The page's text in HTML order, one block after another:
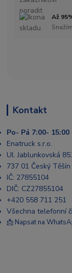
Až
Kontakt
Po- Pá 7:00- 15:00
Enatruck s.r.o.
Ul. Jablunkovská
737 01 Český Těšín
IČ: 27855104
DIČ: CZ27855104
+420 558 711 251
Všechna telefonní
📩 Napsat na